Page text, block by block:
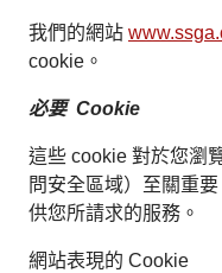
我們的網站
cookie。
必要 Cookie
這些 cookie 對於您瀏
問安全區域）至關重
供您所請求的服務。
網站表現的 Cookie